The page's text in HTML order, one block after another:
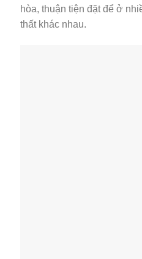
hòa, thuận tiện đặt để ở
thất khác nhau.